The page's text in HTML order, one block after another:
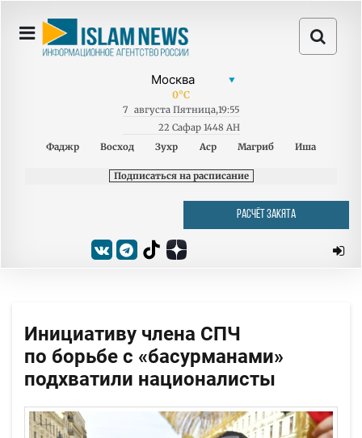
0°C
7 августа Пятница,19:55
22 Сафар 1448 AH
Фаджр
Восход Зухр Аср Магриб Иша
Подписаться на расписание
РАСЧЁТ ЗАКЯТА
Инициативу члена СПЧ
по борьбе с «басурманами»
подхватили националисты